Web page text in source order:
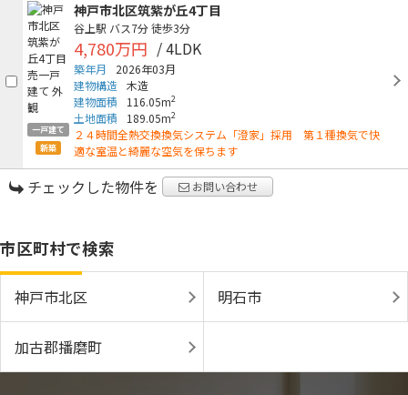
一戸建て
新築
神戸市北区筑紫が丘4丁目
谷上駅 バス7分徒歩3分
4,780万円 / 4LDK
築年月
2026年03月
建物構造 木造
建物面積
116.05m2
土地面積 189.05m2
２４時間全熱交換換気システム「澄家」採用 第１種換気で快
適な室温と綺麗な空気を保ちます
チェックした物件を お問い合わせ
市区町村で検索
神戸市北区 明石市
加古郡播磨町